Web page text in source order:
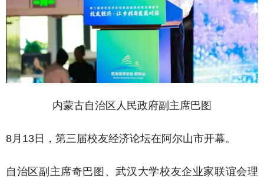
内蒙古自治区人民政府副主席巴图
8月13日，第三届校友经济论坛在阿尔山市开幕。
自治区副主席奇巴图、武汉大学校友企业家联谊会理